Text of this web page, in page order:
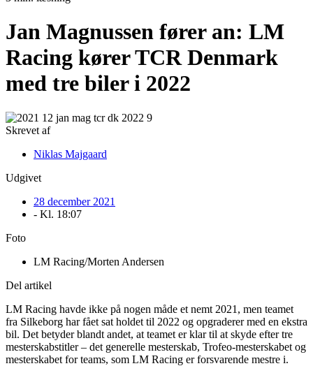
Jan Magnussen fører an: LM
Racing kører TCR Denmark
med tre biler i 2022
Skrevet af
Niklas Majgaard
Udgivet
28 december 2021
- Kl. 18:07
Foto
LM Racing/Morten Andersen
Del artikel
LM Racing havde ikke på nogen måde et nemt 2021, men teamet
fra Silkeborg har fået sat holdet til 2022 og opgraderer med en ekstra
bil. Det betyder blandt andet, at teamet er klar til at skyde efter tre
mesterskabstitler – det generelle mesterskab, Trofeo-mesterskabet og
mesterskabet for teams, som LM Racing er forsvarende mestre i.